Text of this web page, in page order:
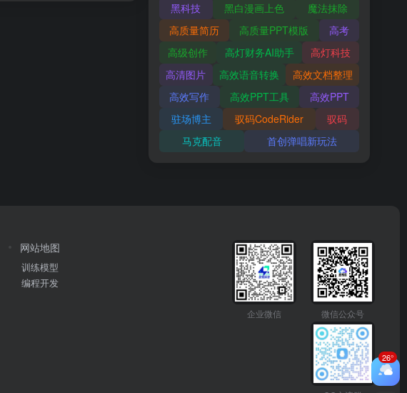
黑科技 黑白漫画上色
魔法抹除
高质量简历
高质量PPT模版
高考
高级创作
高灯财务AI助手
高灯科技
高清图片
高效语音转换
高效文档整理
高效写作
高效PPT工具
高效PPT
驻场博主
驭码CodeRider
驭码
马克配音
首创弹唱新玩法
网站地图
训练模型
编程开发
企业微信 微信公众号
26°